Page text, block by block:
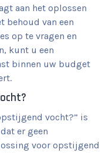
aan het oplossen
behoud van een
op te vragen en
kunt u een
binnen uw budget
vocht?” is
er geen
voor opstijgend